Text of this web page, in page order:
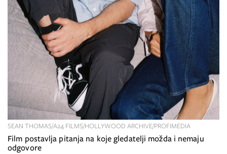
Film postavlja pitanja na koje gledatelji možda i nemaju
odgovore
SEAN THOMAS/A24 FILMS/HOLLYWOOD ARCHIVE/PROFIMEDIA